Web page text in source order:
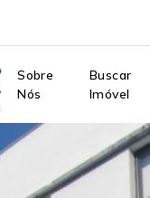
Sobre
Nós
Buscar
Imóvel